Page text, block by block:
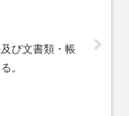
び文書類・帳
。